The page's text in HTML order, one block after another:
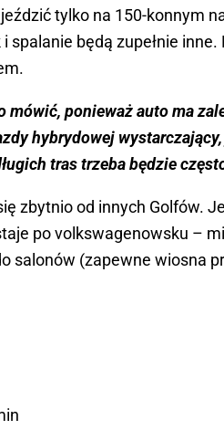
tylko na 150-konnym
będą zupełnie inne.
mówić, ponieważ auto ma
hybrydowej
tras trzeba będzie
zbytnio od innych Golfów.
po volkswagenowsku –
salonów (zapewne wiosna